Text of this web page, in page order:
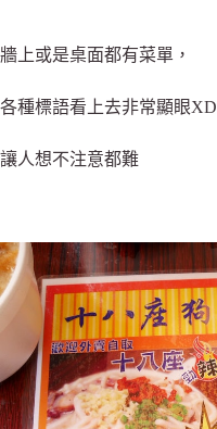
牆上或是桌面都有菜單，
各種標語看上去非常顯眼XD
讓人想不注意都難